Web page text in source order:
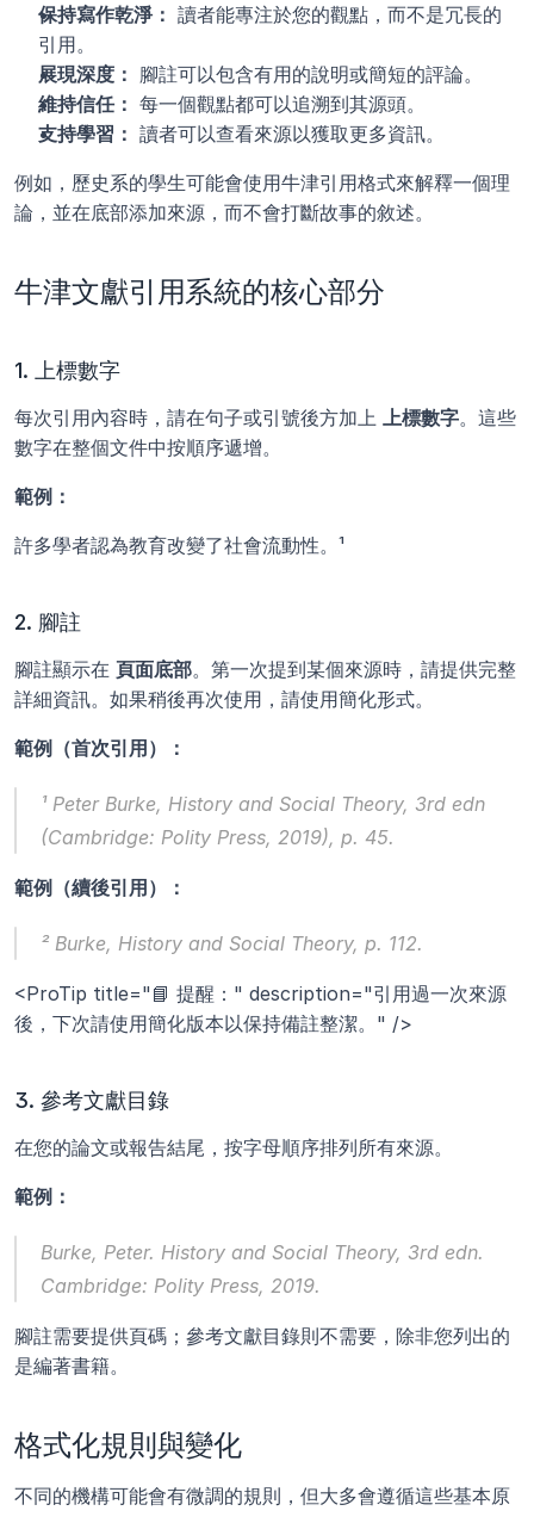
保持寫作乾淨： 讀者能專注於您的觀點，而不是冗長的
引用。
展現深度： 腳註可以包含有用的說明或簡短的評論。
維持信任： 每一個觀點都可以追溯到其源頭。
支持學習： 讀者可以查看來源以獲取更多資訊。
例如，歷史系的學生可能會使用牛津引用格式來解釋一個理
論，並在底部添加來源，而不會打斷故事的敘述。
牛津文獻引用系統的核心部分
1. 上標數字
每次引用內容時，請在句子或引號後方加上 上標數字。這些
數字在整個文件中按順序遞增。
範例：
許多學者認為教育改變了社會流動性。¹
2. 腳註
腳註顯示在 頁面底部。第一次提到某個來源時，請提供完整
詳細資訊。如果稍後再次使用，請使用簡化形式。
範例（首次引用）：
¹ Peter Burke, History and Social Theory, 3rd edn
(Cambridge: Polity Press, 2019), p. 45.
範例（續後引用）：
² Burke, History and Social Theory, p. 112.
<ProTip title="📘 提醒：" description="引用過一次來源
後，下次請使用簡化版本以保持備註整潔。" />
3. 參考文獻目錄
在您的論文或報告結尾，按字母順序排列所有來源。
範例：
Burke, Peter. History and Social Theory, 3rd edn.
Cambridge: Polity Press, 2019.
腳註需要提供頁碼；參考文獻目錄則不需要，除非您列出的
是編著書籍。
格式化規則與變化
不同的機構可能會有微調的規則，但大多會遵循這些基本原